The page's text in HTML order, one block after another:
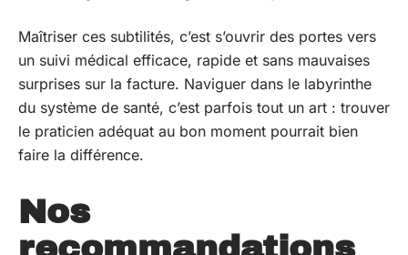
Maîtriser ces subtilités, c’est s’ouvrir des portes vers
un suivi médical efficace, rapide et sans mauvaises
surprises sur la facture. Naviguer dans le labyrinthe
du système de santé, c’est parfois tout un art : trouver
le praticien adéquat au bon moment pourrait bien
faire la différence.
Nos